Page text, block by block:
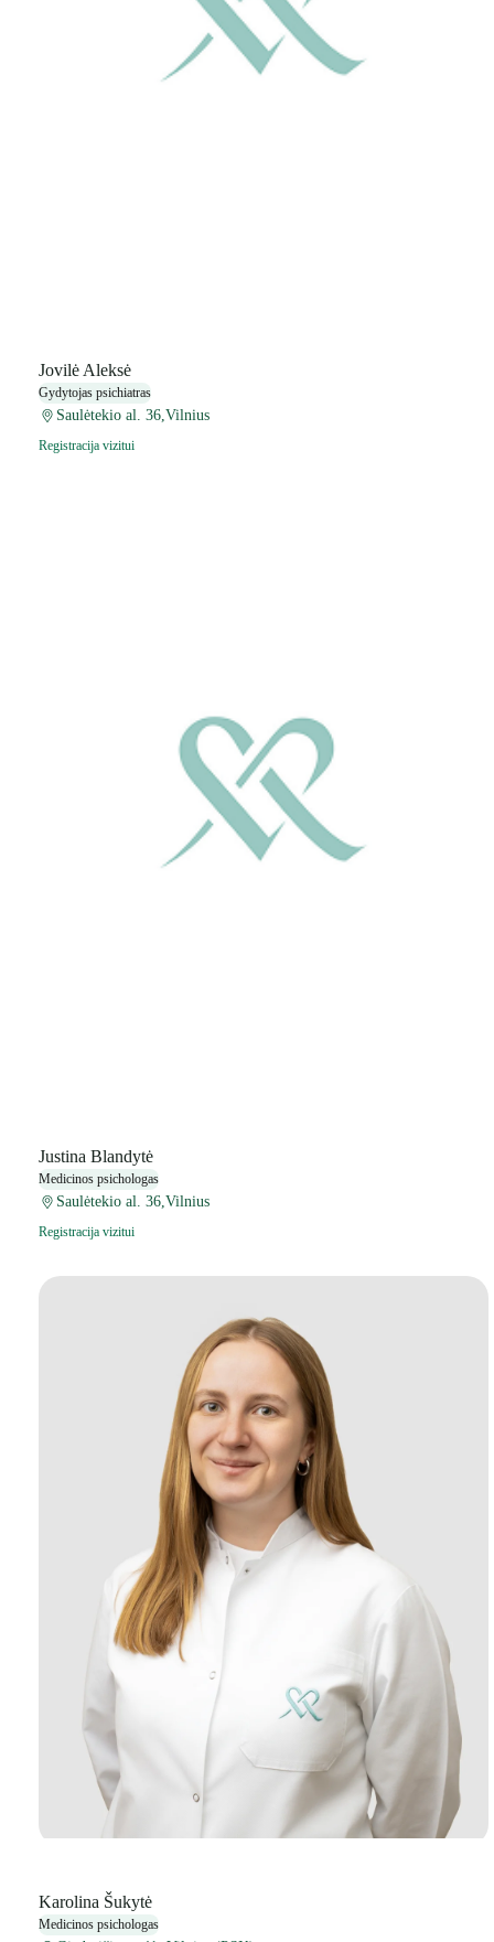
Jovilė Aleksė
Gydytojas psichiatras
Saulėtekio al. 36,Vilnius
Registracija vizitui
Justina Blandytė
Medicinos psichologas
Saulėtekio al. 36,Vilnius
Registracija vizitui
Karolina Šukytė
Medicinos psichologas